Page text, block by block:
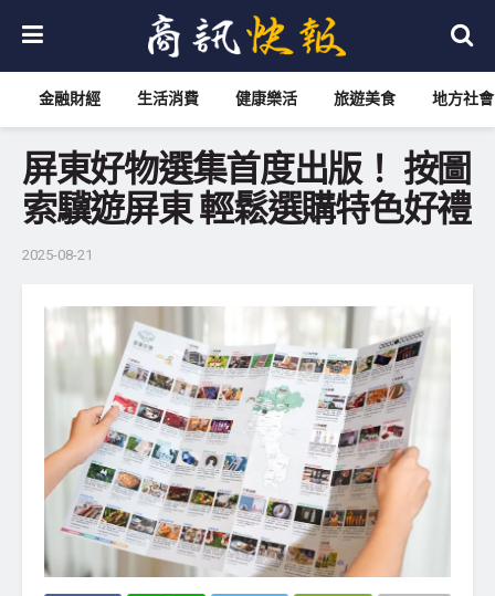
金融財經 生活消費 健康樂活 旅遊美食 地方社會
屏東好物選集首度出版！ 按圖
索驥遊屏東 輕鬆選購特色好禮
2025-08-21